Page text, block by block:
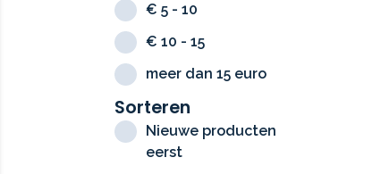
€ 5 - 10
€ 10 - 15
meer dan 15 euro
Sorteren
Nieuwe producten
eerst